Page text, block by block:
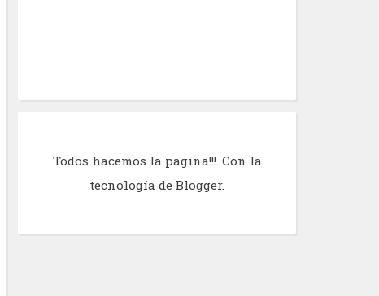
Todos hacemos la pagina!!!. Con la
tecnología de Blogger.